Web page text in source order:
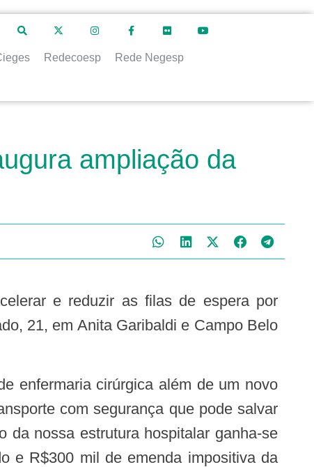
Redecoesp Rede Negesp
ampliação da
21, em Anita Garibaldi e Campo Belo
com segurança que pode salvar
da nossa estrutura hospitalar ganha-se
e R$300 mil de emenda impositiva da